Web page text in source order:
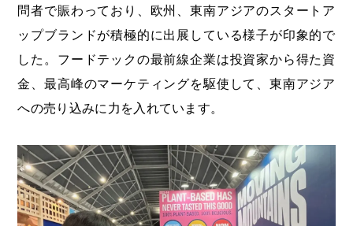
問者で賑わっており、欧州、東南アジアのスタートア
ップブランドが積極的に出展している様子が印象的で
した。フードテックの最前線企業は投資家から得た資
金、最高峰のマーケティングを駆使して、東南アジア
への売り込みに力を入れています。